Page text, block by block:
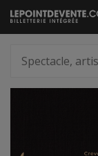
Passer
au
artiste,
lieu...